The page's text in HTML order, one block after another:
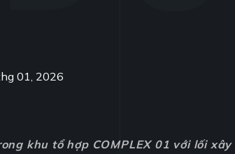
01, 2026
khu tổ hợp COMPLEX 01 với lối